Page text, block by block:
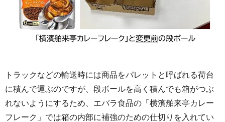
トラックなどの輸送時には商品をパレットと呼ばれる荷台
に積んで運ぶのですが、段ボールを高く積んでも箱がつぶ
れないようにするため、エバラ食品の「横濱舶来亭カレー
フレーク」では箱の内部に補強のための仕切りを入れてい